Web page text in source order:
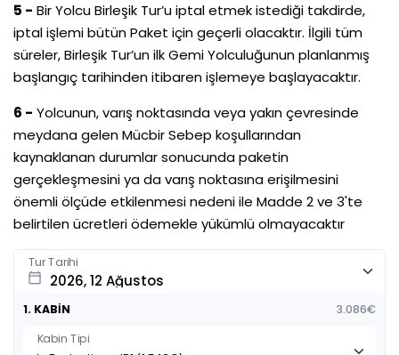
5 - Bir Yolcu Birleşik Tur’u iptal etmek istediği takdirde,
iptal işlemi bütün Paket için geçerli olacaktır. İlgili tüm
süreler, Birleşik Tur’un ilk Gemi Yolculuğunun planlanmış
başlangıç tarihinden itibaren işlemeye başlayacaktır.
6 - Yolcunun, varış noktasında veya yakın çevresinde
meydana gelen Mücbir Sebep koşullarından
kaynaklanan durumlar sonucunda paketin
gerçekleşmesini ya da varış noktasına erişilmesini
önemli ölçüde etkilenmesi nedeni ile Madde 2 ve 3'te
belirtilen ücretleri ödemekle yükümlü olmayacaktır
Tur Tarihi
calendar_today
1. KABİN
3.086€
Kabin Tipi